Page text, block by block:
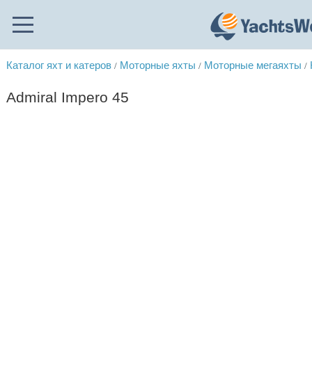
Каталог яхт и катеров / Моторные яхты / Моторные мегаяхты /
Admiral Impero 45